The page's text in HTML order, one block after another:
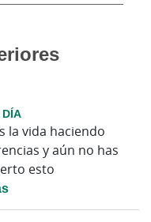
DÍA
la vida haciendo
y aún no has
esto